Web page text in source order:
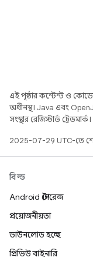
এই পৃষ্ঠার কন্টেন্ট ও
অধীনস্থ। Java এবং
সংস্থার রেজিস্টার্ড ট্রেডমার্ক।
2025-07-29 UTC-তে
বিল্ড
Android স্টোরেজ
প্রয়োজনীয়তা
ডাউনলোড হচ্ছে
প্রিভিউ বাইনারি